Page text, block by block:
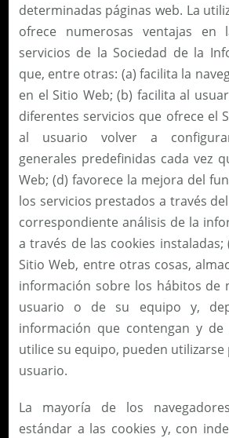
determinadas páginas web. La
ofrece numerosas ventajas en
servicios de la Sociedad de la
que, entre otras: (a) facilita la
en el Sitio Web; (b) facilita al
diferentes servicios que ofrece el
al usuario volver a
generales predefinidas cada vez
Web; (d) favorece la mejora del
los servicios prestados a través
correspondiente análisis de la
a través de las cookies
Sitio Web, entre otras cosas,
información sobre los hábitos de
usuario o de su equipo y,
información que contengan y
utilice su equipo, pueden
usuario.
La mayoría de los
estándar a las cookies y, con